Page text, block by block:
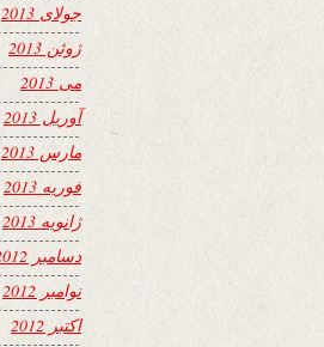
جولای 2013
ژوئن 2013
می 2013
آوریل 2013
مارس 2013
فوریه 2013
ژانویه 2013
دسامبر 2012
نوامبر 2012
اکتبر 2012